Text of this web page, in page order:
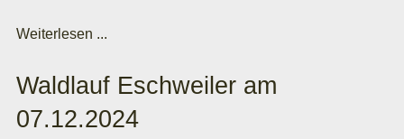
Weiterlesen ...
Waldlauf Eschweiler am
07.12.2024